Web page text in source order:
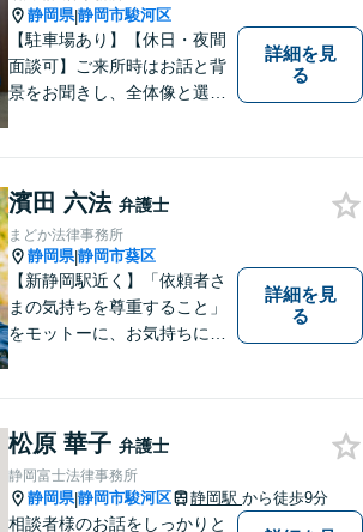
自信があります。
静岡県|静岡市駿河区
【駐車場あり】【休日・夜間
面談可】ご来所時はお話と背
景をお聞きし、全体像と選択
ください。
詳細を見
る
濱田 六法 弁護士
まどか法律事務所
静岡県|静岡市葵区
【新静岡駅近く】「依頼者さ
まの気持ちを尊重すること」
をモットーに、お気持ちに寄
ご相談ください【交通事故】
豊富な経験と実績で早期に解
決
詳細を見
る
松原 華子 弁護士
静岡富士法律事務所
静岡県|静岡市駿河区 静岡駅 から徒歩9分
相談者様のお話をしっかりと